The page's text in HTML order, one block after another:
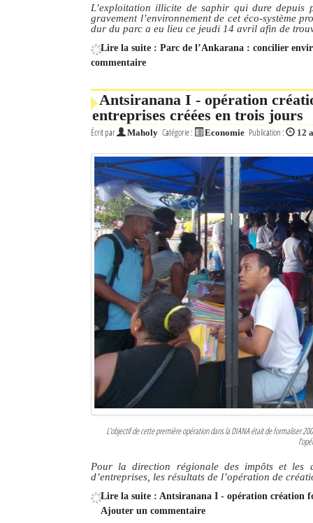
L’exploitation illicite de saphir qui dure depuis
gravement l’environnement de cet éco-système
dur du parc a eu lieu ce jeudi 14 avril afin de
Lire la suite : Parc de l’Ankarana : concilier
commentaire
Antsiranana I - opération
entreprises créées en trois jours
Écrit par Maholy Catégorie : Economie Publication : 12
L'objectif de cette première opération dans la DIANA était de formaliser
Pour la direction régionale des impôts et les
d’entreprises, les résultats de l’opération de
Lire la suite : Antsiranana I - opération création
Ajouter un commentaire